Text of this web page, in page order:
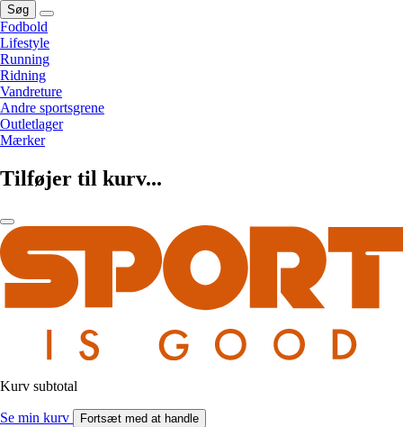
Søg
Fodbold
Lifestyle
Running
Ridning
Vandreture
Andre sportsgrene
Outletlager
Mærker
Tilføjer til kurv...
Kurv subtotal
Se min kurv Fortsæt med at handle